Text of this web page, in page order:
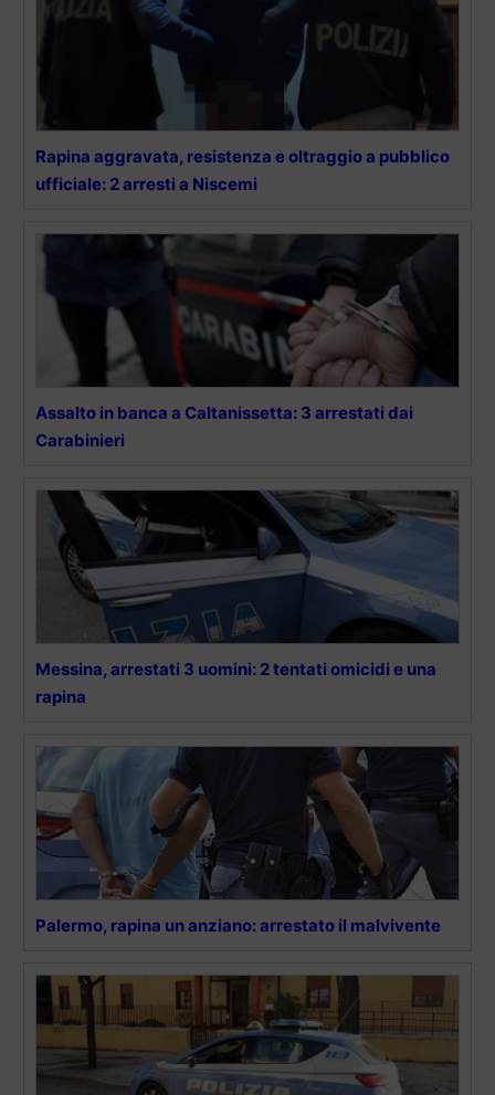
Rapina aggravata, resistenza e oltraggio a pubblico
ufficiale: 2 arresti a Niscemi
Assalto in banca a Caltanissetta: 3 arrestati dai
Carabinieri
Messina, arrestati 3 uomini: 2 tentati omicidi e una
rapina
Palermo, rapina un anziano: arrestato il malvivente